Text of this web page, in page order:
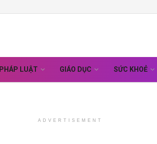
PHÁP LUẬT GIÁO DỤC SỨC KHOẺ
ADVERTISEMENT